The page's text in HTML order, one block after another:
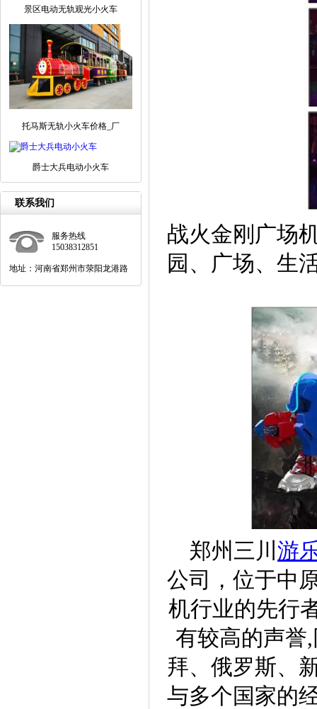
景区电动无轨观光小火车
托马斯无轨小火车价格_厂
爵士大兵电动小火车
联系我们
服务热线
15038312851
地址：河南省郑州市荥阳龙港路
战火金刚广场
园、广场、生
郑州三川 游
公司，位于中
机行业的先行
有较高的声誉
拜、俄罗斯、
与多个国家的